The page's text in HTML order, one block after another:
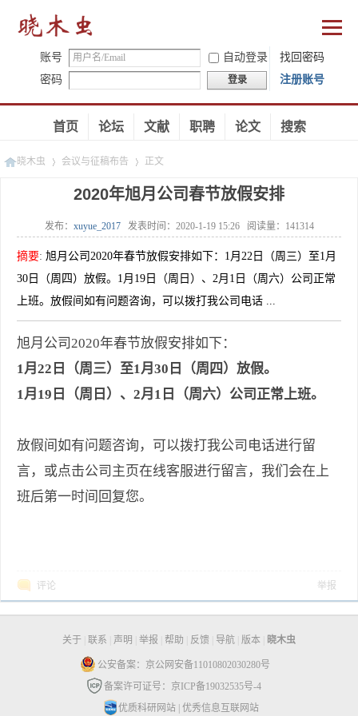
账号 自动登录
找回密码
密码
登录 注册账号
首页 论坛 文献 职聘 论文 搜索
晓木虫
»
会议与征稿布告
»
正文
2020年旭月公司春节放假安排
发布： xuyue_2017 发表时间： 2020-1-19 15:26 阅读量： 141314
摘要: 旭月公司2020年春节放假安排如下：1月22日（周三）至1月
30日（周四）放假。1月19日（周日）、2月1日（周六）公司正常
上班。放假间如有问题咨询，可以拨打我公司电话 ...
旭月公司2020年春节放假安排如下：
1月22日（周三）至1月30日（周四）放假。
1月19日（周日）、2月1日（周六）公司正常上班。
放假间如有问题咨询，可以拨打我公司电话进行留
言，或点击公司主页在线客服进行留言，我们会在上
班后第一时间回复您。
评论 举报
关于 联系 声明 举报 帮助 反馈 导航 版本 晓木虫
公安备案：京公网安备11010802030280号
备案许可证号：京ICP备19032535号-4
优质科研网站| 优秀信息互联网站